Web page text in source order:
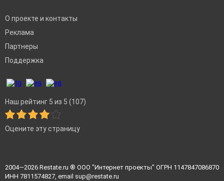
О проекте и контакты
Реклама
Партнеры
Поддержка
Наш рейтинг 5 из 5 (107)
Оцените эту страницу
2004—2026 Restate.ru ® ООО "Интернет проекты" ОГРН 1147847086870
ИНН 7811574827, email sup@restate.ru